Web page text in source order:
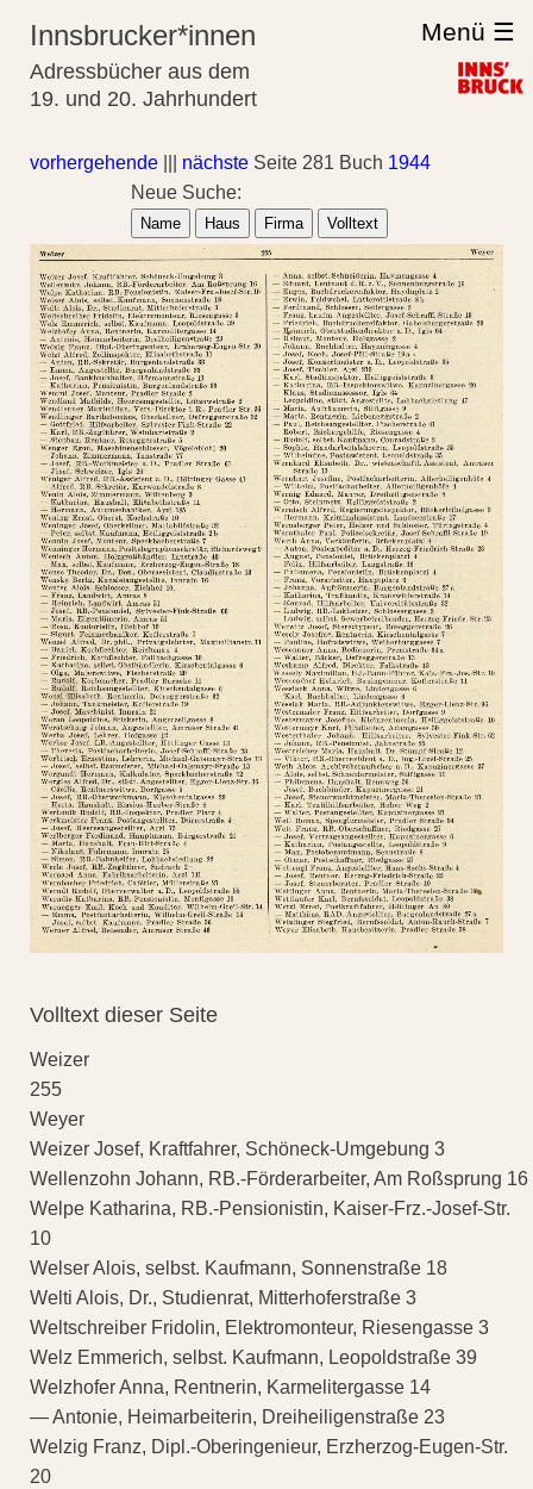
Innsbrucker*innen
Adressbücher aus dem
19. und 20. Jahrhundert
Menü ☰
vorhergehende nächste Seite 281 Buch 1944
Neue Suche:
Name Haus Firma Volltext
Volltext dieser Seite
Weizer
255
Weyer
Weizer Josef, Kraftfahrer, Schöneck-Umgebung 3
Wellenzohn Johann, RB.-Förderarbeiter, Am Roßsprung 16
Welpe Katharina, RB.-Pensionistin, Kaiser-Frz.-Josef-Str.
10
Welser Alois, selbst. Kaufmann, Sonnenstraße 18
Welti Alois, Dr., Studienrat, Mitterhoferstraße 3
Weltschreiber Fridolin, Elektromonteur, Riesengasse 3
Welz Emmerich, selbst. Kaufmann, Leopoldstraße 39
Welzhofer Anna, Rentnerin, Karmelitergasse 14
— Antonie, Heimarbeiterin, Dreiheiligenstraße 23
Welzig Franz, Dipl.-Oberingenieur, Erzherzog-Eugen-Str.
20